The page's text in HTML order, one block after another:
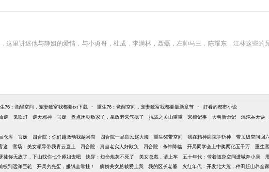
这里讲述他与静姐的爱情，与小勇哥，杜成，李满林，聂磊，左帅马三，陈耀东，江林这些的
76：觉醒空间，宠妻致富我都要txt下载 - 重生76：觉醒空间，宠妻致富我都要最新章节 - 好看的都市小说
逆 鬼吹灯 逆天邪神 官媛 盘点历朝败家子，嬴政老朱气疯了 抗战之关山重重 宋檀记事 大明新命记 混沌吞天诀
仓库 官媛 四合院：你们越激动我越兴奋 四合院一品良民赵大海 重生60带空间 我在精神病院学斩神 带顶级空间回
途 官场：美女领导带我青云直上 四合院：真当老实人好欺负 四合院：杀神降临 开局同学会上中奖两亿五千万 重生
徒你无敌了，下山找你七个师姐去吧 快穿：短命炮灰不死了 美女总裁，请上车 五十年代：带着随身空间进城奔小康
板到远洋巨轮 开局穷光蛋，赚钱全靠挂！ 病娇美女总裁爱上我 我的区长老婆 火红年代：开发北大荒，种田赶山养全家